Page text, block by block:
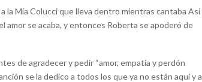
la Mía Colucci que lleva dentro mientras cantaba Así
amor se acaba, y entonces Roberta se apoderó de
de agradecer y pedir “amor, empatía y perdón
se la dedico a todos los que ya no están aquí y a